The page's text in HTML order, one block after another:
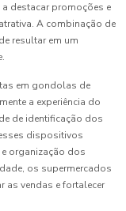
destacar promoções e
A combinação de
resultar em um
em gondolas de
a experiência do
de identificação dos
dispositivos
organização dos
os supermercados
as vendas e fortalecer